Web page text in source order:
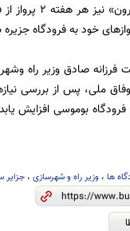
خود به فرودگاه
فرزانه صادق وزیر راه
ملی، پس از بررسی
فرودگاه بوموسی افزایش
ها، وزیر راه و شهرسازی، جزایر